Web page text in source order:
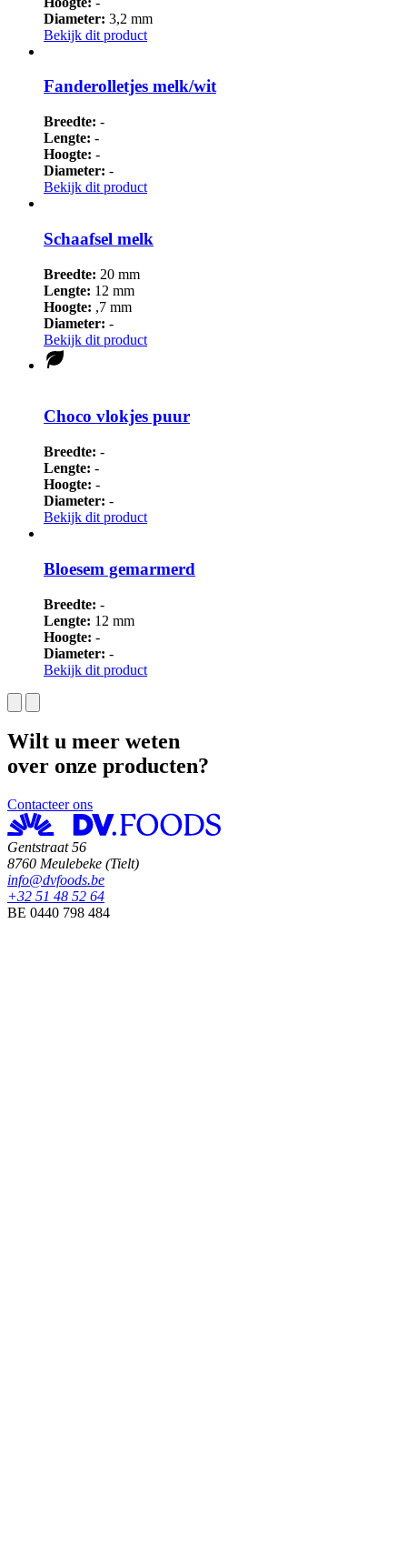
Diameter: 3,2 mm
Bekijk dit product
Fanderolletjes melk/wit
Breedte: -
Lengte: -
Hoogte: -
Diameter: -
Bekijk dit product
Schaafsel melk
Breedte: 20 mm
Lengte: 12 mm
Hoogte: ,7 mm
Diameter: -
Bekijk dit product
Choco vlokjes puur
Breedte: -
Lengte: -
Hoogte: -
Diameter: -
Bekijk dit product
Bloesem gemarmerd
Breedte: -
Lengte: 12 mm
Hoogte: -
Diameter: -
Bekijk dit product
Wilt u meer weten
over onze producten?
Contacteer ons
Gentstraat 56
8760 Meulebeke (Tielt)
info@dvfoods.be
+32 51 48 52 64
BE 0440 798 484